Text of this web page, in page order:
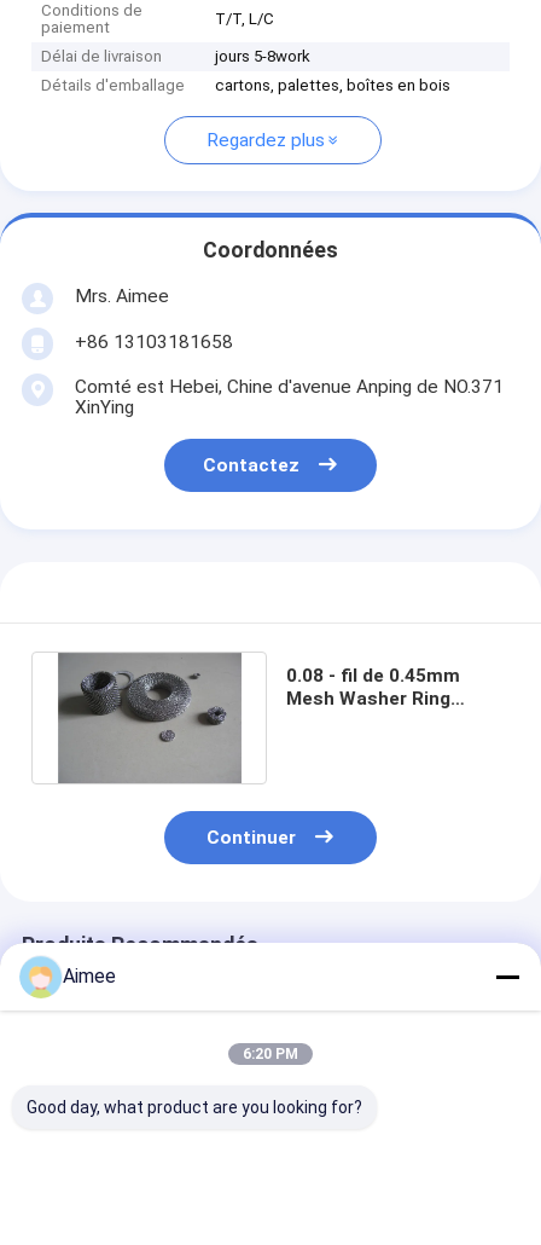
Conditions de
paiement
T/T, L/C
Délai de livraison
jours 5-8work
Détails d'emballage
cartons, palettes, boîtes en bois
Regardez plus
Coordonnées
Mrs. Aimee
+86 13103181658
Comté est Hebei, Chine d'avenue Anping de NO.371
XinYing
Contactez
0.08 - fil de 0.45mm
Mesh Washer Ring
Continuer
Produits Recommandés
Aimee
6:20 PM
Good day, what product are you looking for?